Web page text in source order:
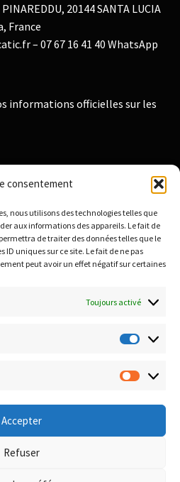
consentement
nous utilisons des technologies telles que
aux informations des appareils. Le fait de
de traiter des données telles que le
uniques sur ce site. Le fait de ne pas
peut avoir un effet négatif sur certaines
Toujours activé
Accepter
Refuser
20144 SANTA LUCIA
France
– 07 67 16 41 40 WhatsApp
informations officielles sur les
Industrielle :
Built with WooCommerce